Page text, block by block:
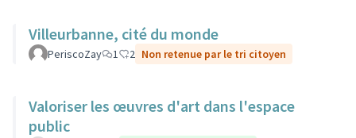
Villeurbanne, cité du monde
PeriscoZay 1 2 Non retenue par le tri citoyen
Valoriser les œuvres d'art dans l'espace
public